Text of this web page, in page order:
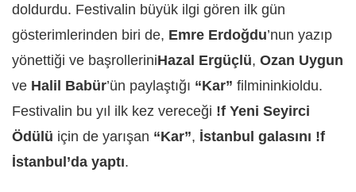
doldurdu. Festivalin büyük ilgi gören ilk gün
gösterimlerinden biri de, Emre Erdoğdu’nun yazıp
yönettiği ve başrolleriniHazal Ergüçlü, Ozan Uygun
ve Halil Babür’ün paylaştığı “Kar” filmininkioldu.
Festivalin bu yıl ilk kez vereceği !f Yeni Seyirci
Ödülü için de yarışan “Kar”, İstanbul galasını !f
İstanbul’da yaptı.